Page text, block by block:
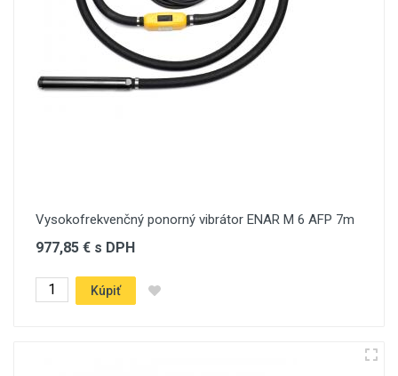
Vysokofrekvenčný ponorný vibrátor ENAR M 6 AFP 7m
977,85 € s DPH
Kúpiť